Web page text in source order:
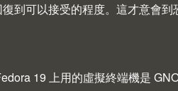
到可以接受的程度。這才意會
19 上用的虛擬終端機是